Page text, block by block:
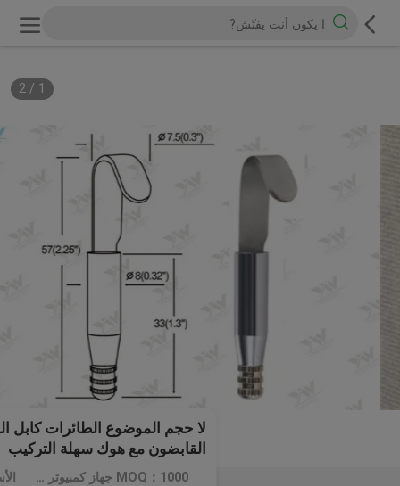
1
/
2
لا حجم الموضوع الطائرات كابل
القابضون مع هوك سهلة التركيب
MOQ：1000 جهاز كمبيوتر شخصى